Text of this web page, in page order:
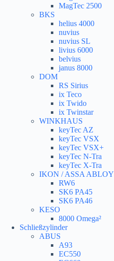
MagTec 2500
BKS
helius 4000
nuvius
nuvius SL
livius 6000
belvius
janus 8000
DOM
RS Sirius
ix Teco
ix Twido
ix Twinstar
WINKHAUS
keyTec AZ
keyTec VSX
keyTec VSX+
keyTec N-Tra
keyTec X-Tra
IKON / ASSA ABLOY
RW6
SK6 PA45
SK6 PA46
KESO
8000 Omega²
Schließzylinder
ABUS
A93
EC550